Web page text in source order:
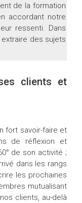
de la formation
accordant notre
ressenti. Dans
des sujets
clients et
fort savoir-faire et
de réflexion et
de son activité ;
dans les rangs
les prochaines
mutualisant
clients, au-delà